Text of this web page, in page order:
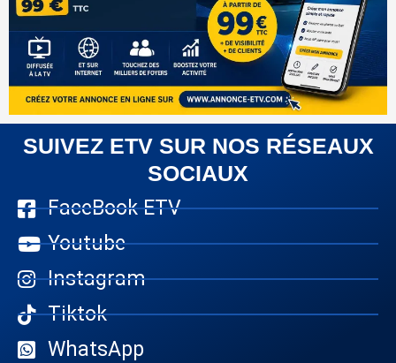
SUIVEZ ETV SUR NOS RÉSEAUX
SOCIAUX
FaceBook ETV
Youtube
Instagram
Tiktok
WhatsApp